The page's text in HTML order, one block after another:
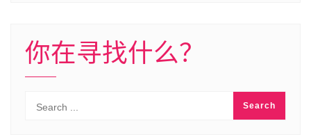
你在寻找什么？